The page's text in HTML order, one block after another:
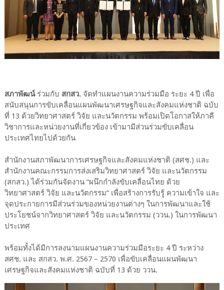
สภาพัฒน์ร่วมกับ สกสว.จัดทำแผนงานความร่วมมือ ระยะ 4 ปี เพื่อ
สนับสนุนการขับเคลื่อนแผนพัฒนาเศรษฐกิจและสังคมแห่งชาติ ฉบับ
ที่ 13 ด้วยวิทยาศาสตร์ วิจัย และนวัตกรรม พร้อมเปิดโอกาสให้ภาคี
วิชาการและหน่วยงานที่เกี่ยวข้อง เข้ามามีส่วนร่วมขับเคลื่อน
ประเทศไทยไปด้วยกัน
สำนักงานสภาพัฒนาการเศรษฐกิจและสังคมแห่งชาติ (สศช.) และ
สำนักงานคณะกรรมการส่งเสริมวิทยาศาสตร์ วิจัย และนวัตกรรม
(สกสว.) ได้ร่วมกันจัดงาน “ผนึกกำลังขับเคลื่อนไทย ด้วย
วิทยาศาสตร์ วิจัย และนวัตกรรม” เพื่อสร้างการรับรู้ ความเข้าใจ และ
จุดประกายการมีส่วนร่วมของหน่วยงานต่างๆ ในการพัฒนาและใช้
ประโยชน์จากวิทยาศาสตร์ วิจัย และนวัตกรรม (ววน.) ในการพัฒนา
ประเทศ
พร้อมทั้งได้มีการลงนามแผนงานความร่วมมือระยะ 4 ปี ระหว่าง
สศช. และ สกสว. พ.ศ. 2567 – 2570 เพื่อขับเคลื่อนแผนพัฒนา
เศรษฐกิจและสังคมแห่งชาติ ฉบับที่ 13 ด้วย ววน.